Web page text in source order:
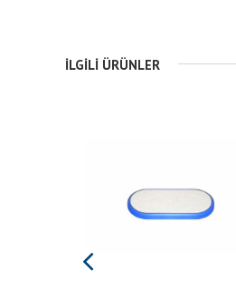
İLGILI ÜRÜNLER